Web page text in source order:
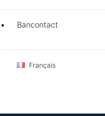
Bancontact
Français